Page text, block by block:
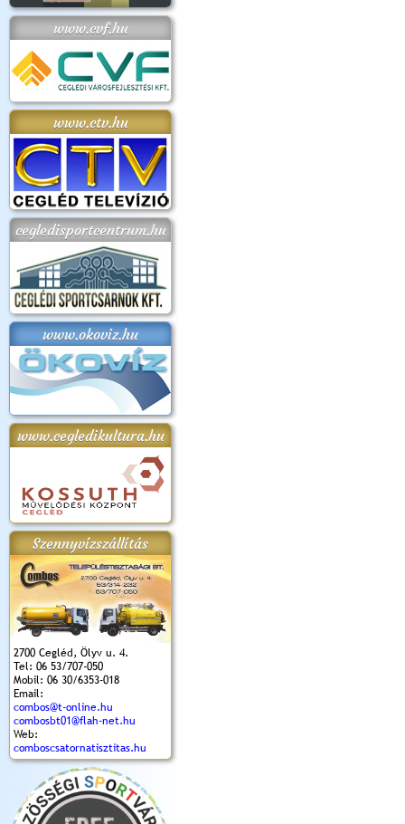
www.cvf.hu
www.ctv.hu
cegledisportcentrum.hu
www.okoviz.hu
www.cegledikultura.hu
Szennyvízszállítás
2700 Cegléd, Ölyv u. 4.
Tel: 06 53/707-050
Mobil: 06 30/6353-018
Email:
combos@t-online.hu
combosbt01@flah-net.hu
Web:
comboscsatornatisztitas.hu
2018.
Kossuth Toborzó
Ünnepély
Szent István Ünnepe
(2017. 08. 20.)